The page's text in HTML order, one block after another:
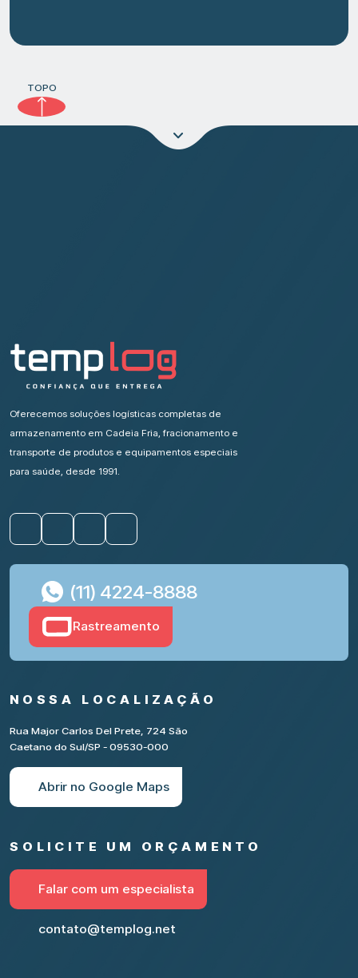
TOPO
Oferecemos soluções logísticas completas de
armazenamento em Cadeia Fria, fracionamento e
transporte de produtos e equipamentos especiais
para saúde, desde 1991.
(11) 4224-8888
Rastreamento
NOSSA LOCALIZAÇÃO
Rua Major Carlos Del Prete, 724 São
Caetano do Sul/SP - 09530-000
Abrir no Google Maps
SOLICITE UM ORÇAMENTO
Falar com um especialista
contato@templog.net